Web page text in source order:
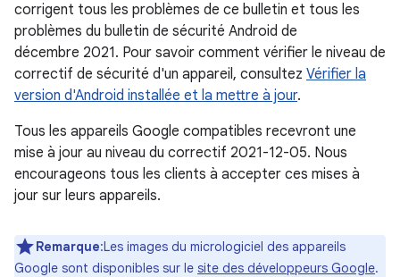
corrigent tous les problèmes de ce bulletin et tous les
problèmes du bulletin de sécurité Android de
décembre 2021. Pour savoir comment vérifier le niveau de
correctif de sécurité d'un appareil, consultez Vérifier la
version d'Android installée et la mettre à jour.
Tous les appareils Google compatibles recevront une
mise à jour au niveau du correctif 2021-12-05. Nous
encourageons tous les clients à accepter ces mises à
jour sur leurs appareils.
Remarque:Les images du micrologiciel des appareils
Google sont disponibles sur le site des développeurs Google.